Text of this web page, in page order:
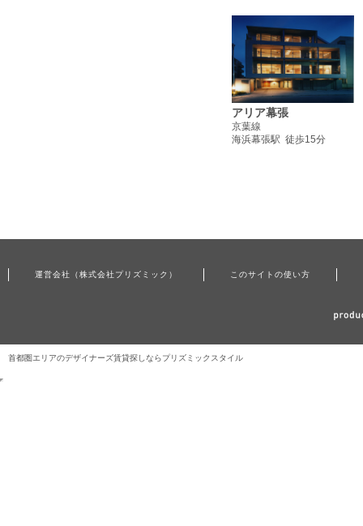
アリア幕張
京葉線
海浜幕張駅 徒歩15分
運営会社（株式会社プリズミック） このサイトの使い方
首都圏エリアのデザイナーズ賃貸探しならプリズミックスタイル